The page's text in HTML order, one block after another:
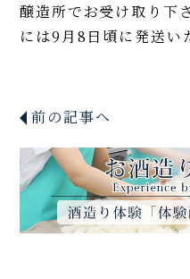
醸造所でお受け取り下
には9月8日頃に発送い
前の記事へ